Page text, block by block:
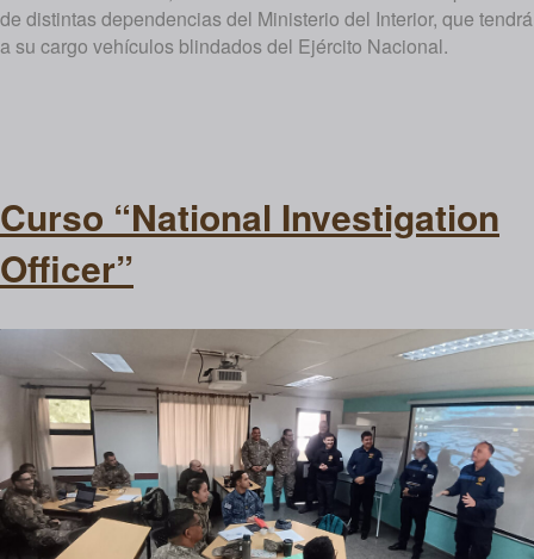
de distintas dependencias del Ministerio del Interior, que tendrá
a su cargo vehículos blindados del Ejército Nacional.
Curso “National Investigation
Officer”